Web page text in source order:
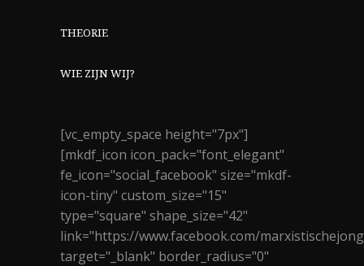
THEORIE
WIE ZIJN WIJ?
[vc_empty_space height="7px"]
[mkdf_icon icon_pack="font_elegant"
fe_icon="social_facebook" size="mkdf-
icon-tiny" custom_size="15"
type="square" shape_size="42"
link="https://www.facebook.com/
target="_blank" border_radius="0"